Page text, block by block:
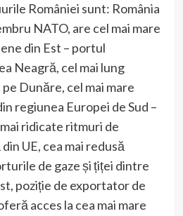
României sunt: România
NATO, are cel mai mare
din Est – portul
Neagră, cel mai lung
Dunăre, cel mai mare
regiunea Europei de Sud –
ridicate ritmuri de
UE, cea mai redusă
de gaze și țiței dintre
poziție de exportator de
acces la cea mai mare